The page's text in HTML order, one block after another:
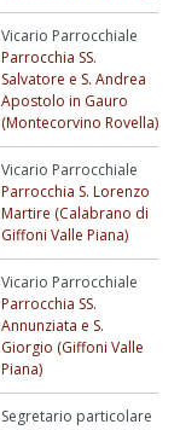
Vicario Parrocchiale
Parrocchia SS.
Salvatore e S. Andrea
Apostolo in Gauro
(Montecorvino Rovella)
Vicario Parrocchiale
Parrocchia S. Lorenzo
Martire (Calabrano di
Giffoni Valle Piana)
Vicario Parrocchiale
Parrocchia SS.
Annunziata e S.
Giorgio (Giffoni Valle
Piana)
Segretario particolare